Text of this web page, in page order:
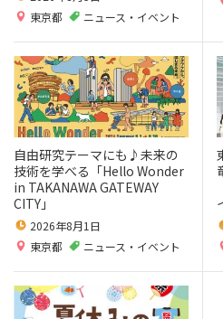
東京都
ニュース・イベント
自由研究テーマにも♪未来の
技術を学べる「Hello Wonder
in TAKANAWA GATEWAY
CITY」
2026年8月1日
東京都
ニュース・イベント